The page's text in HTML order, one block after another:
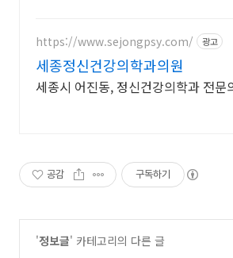
https://www.sejongpsy.com/ 광고
세종정신건강의학과의원
세종시 어진동, 정신건강의학과 전문
공감 구독하기
'정보글' 카테고리의 다른 글